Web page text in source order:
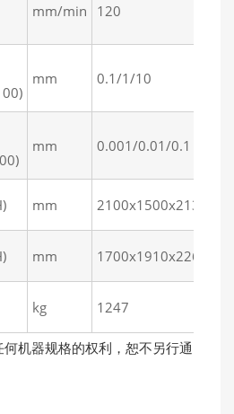
mm/min 120
mm 0.1/1/10
mm 0.001/0.01/0.1
mm 2100x1500x2130
mm 1700x1910x2260
kg 1247
机器规格的权利，恕不另行通